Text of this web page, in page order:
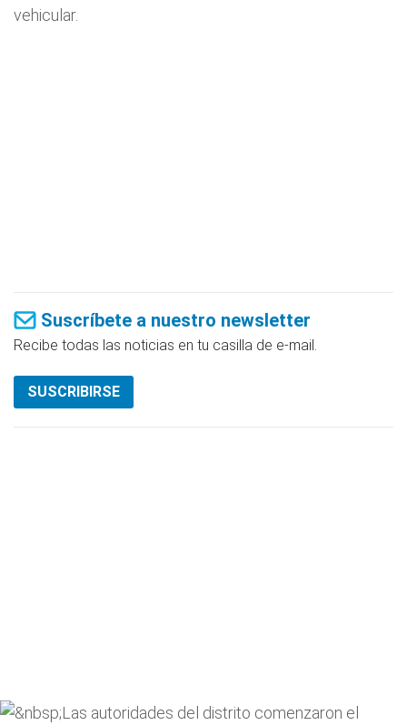
vehicular.
Suscríbete a nuestro newsletter
Recibe todas las noticias en tu casilla de e-mail.
SUSCRIBIRSE